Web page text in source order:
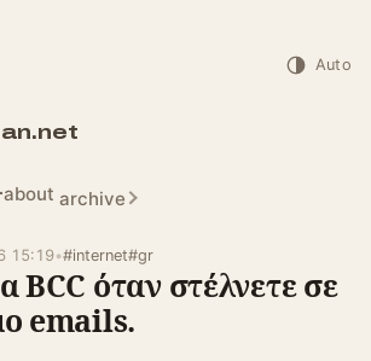
about archive
Auto
15:19•#internet#gr
BCC όταν στέλνετε σε
emails.